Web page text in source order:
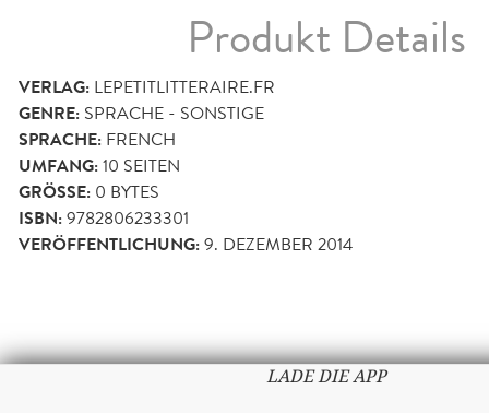
Produkt Details
VERLAG: LEPETITLITTERAIRE.FR
GENRE: SPRACHE - SONSTIGE
SPRACHE: FRENCH
UMFANG:10 SEITEN
GRÖSSE: 0 BYTES
ISBN:9782806233301
VERÖFFENTLICHUNG:9. DEZEMBER 2014
LADE DIE APP